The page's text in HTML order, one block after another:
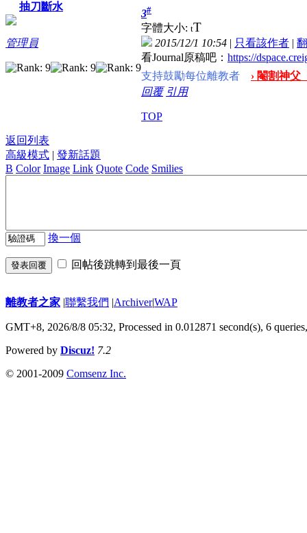
抽刀斷水
管理員
3#
字體大小: tT
2015/12/1 10:54 | 只看該作者 |
看Journal原稿吧： https://
支持鼓勵每位離教者
› 閹割神
回覆 引用
TOP
返回列表
高級模式 | 發新話題
B Color Image Link Quote Code Smilies
換一個
發表回覆 回帖後跳轉到最後一頁
離教者之家 |聯繫我們 |Archiver|WAP
GMT+8, 2026/8/8 05:32, Processed in 0.012871 second(s), 6
Powered by Discuz! 7.2
© 2001-2009 Comsenz Inc.